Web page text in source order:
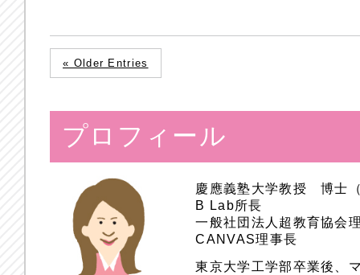
« Older Entries
プロフィール
慶應義塾大学教授 博士
B Lab所長
一般社団法人超教育協会
CANVAS理事長
東京大学工学部卒業後、